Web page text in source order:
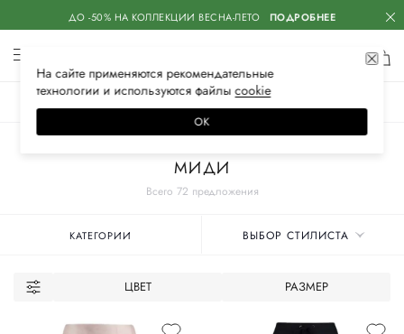
ДО -50% НА КОЛЛЕКЦИИ ВЕСНА-ЛЕТО ПОДРОБНЕЕ
Всего 72 предложения
МИДИ
КАТЕГОРИИ ВЫБОР СТИЛИСТА
ЦВЕТ РАЗМЕР
На сайте применяются рекомендательные
технологии и используются файлысооkiе
ОК